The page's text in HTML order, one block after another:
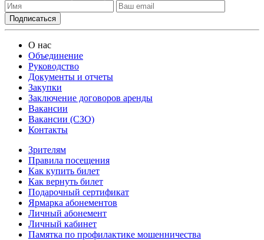
О нас
Объединение
Руководство
Документы и отчеты
Закупки
Заключение договоров аренды
Вакансии
Вакансии (СЗО)
Контакты
Зрителям
Правила посещения
Как купить билет
Как вернуть билет
Подарочный сертификат
Ярмарка абонементов
Личный абонемент
Личный кабинет
Памятка по профилактике мошенничества